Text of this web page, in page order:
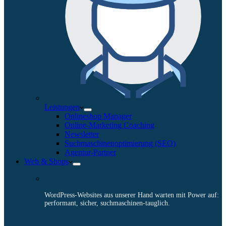
Leistungen
Onlineshop Manager
Online-Marketing Coaching
Newsletter
Suchmaschinenoptimierung (SEO)
Agentur-Partner
Web & Shops
WordPress-Websites aus unserer Hand warten mit Power auf:
performant, sicher, suchmaschinen-tauglich.